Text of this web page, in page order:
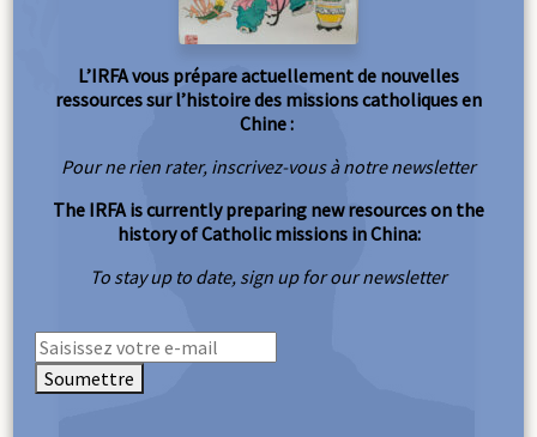
L’IRFA vous prépare actuellement de nouvelles
ressources sur l’histoire des missions catholiques en
Chine :
Pour ne rien rater, inscrivez-vous à notre newsletter
The IRFA is currently preparing new resources on the
history of Catholic missions in China:
To stay up to date, sign up for our newsletter
Soumettre